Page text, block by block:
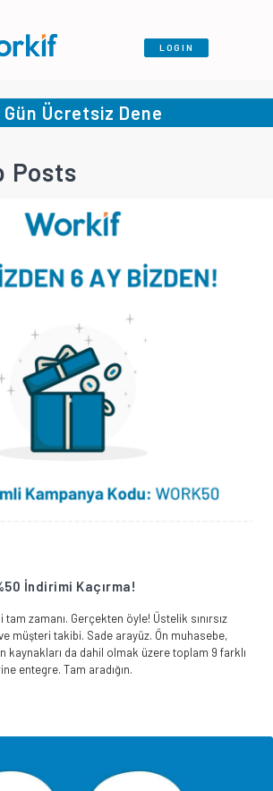
LOGIN
Gün Ücretsiz Dene
İndirimi Kaçırma!
tam zamanı. Gerçekten öyle! Üstelik sınırsız
müşteri takibi. Sade arayüz. Ön muhasebe,
kaynakları da dahil olmak üzere toplam 9 farklı
entegre. Tam aradığın.